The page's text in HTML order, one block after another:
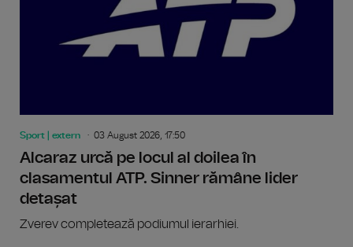
Sport | extern 03 August 2026, 17:50
Alcaraz urcă pe locul al doilea în
clasamentul ATP. Sinner rămâne lider
detașat
Zverev completează podiumul ierarhiei.